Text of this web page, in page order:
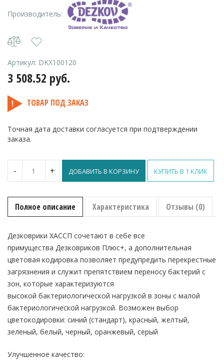
Производитель:
Артикул: DKX100120
3 508.52 руб.
ТОВАР ПОД ЗАКАЗ
Точная дата доставки согласуется при подтверждении
заказа.
-
Дезковрик
ХАССП
+ ДОБАВИТЬ В КОРЗИНУ КУПИТЬ В 1 КЛИК
Полное описание Характеристика Отзывы (0)
Дезковрики ХАССП сочетают в себе все
примущества Дезковриков Плюс+, а дополнительная
цветовая кодировка позволяет предупредить перекрестные
загрязнения и служит препятствием переносу бактерий с
зон, которые характеризуются
высокой бактериологической нагрузкой в зоны с малой
бактериологической нагрузкой. Возможен выбор
цветокодировки: синий (стандарт), красный, желтый,
зеленый, белый, черный, оранжевый, серый
Улучшенное качество: